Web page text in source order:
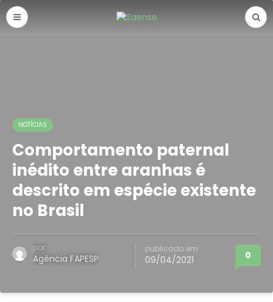
NOTÍCIAS
Comportamento paternal
inédito entre aranhas é
descrito em espécie existente
no Brasil
por
Agência FAPESP
publicado em
09/04/2021 0